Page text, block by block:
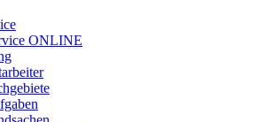
ONLINE